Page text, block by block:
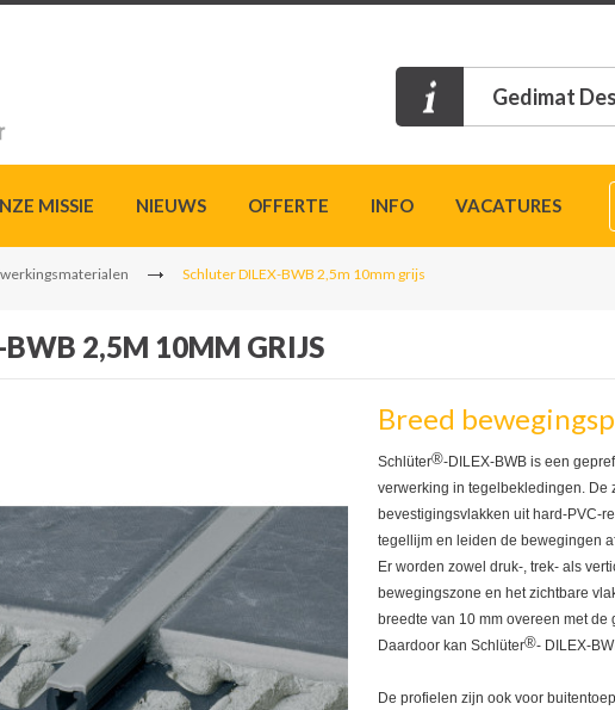
Gedimat
MISSIE NIEUWS OFFERTE INFO VACATURES
Schluter DILEX-BWB 2,5m 10mm grijs
BWB 2,5M 10MM GRIJS
Breed
Schlüter®-DILEX-BWB is een
verwerking in tegelbekledingen.
bevestigingsvlakken uit hard-PVC-
tegellijm en leiden de bewegingen
Er worden zowel druk-, trek- als
bewegingszone en het zichtbare
breedte van 10 mm overeen met
Daardoor kan Schlüter®- DILEX-
De profielen zijn ook voor